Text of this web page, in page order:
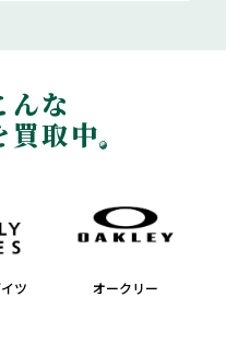
んな
買取中
ツ オークリー